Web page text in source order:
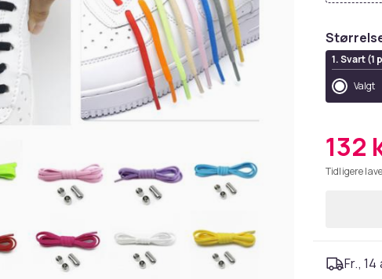
1. Svart (1
Valgt
132
Tidligere
Fr.,